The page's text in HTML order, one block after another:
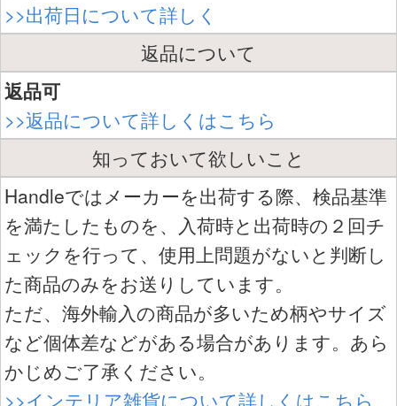
>>出荷日について詳しく
返品について
返品可
>>返品について詳しくはこちら
知っておいて欲しいこと
Handleではメーカーを出荷する際、検品基準
を満たしたものを、入荷時と出荷時の２回チ
ェックを行って、使用上問題がないと判断し
た商品のみをお送りしています。
ただ、海外輸入の商品が多いため柄やサイズ
など個体差などがある場合があります。あら
かじめご了承ください。
>>インテリア雑貨について詳しくはこちら